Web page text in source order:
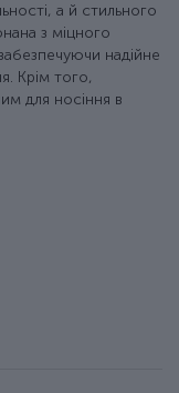
а й стильного
з міцного
надійне
Крім того,
для носіння в